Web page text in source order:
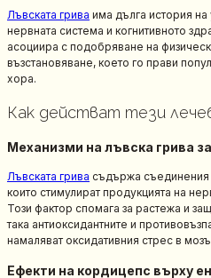
Лъвската грива има дълга история
нервната система и когнитивното
асоциира с подобряване на
възстановяване, което го прави
хора.
Как действат тези
Механизми на лъвска грива
Лъвската грива съдържа съединения
които стимулират продукцията на
Този фактор спомага за растежа и
така антиоксидантните и
намаляват оксидативния стрес в
Ефекти на кордицепс върху